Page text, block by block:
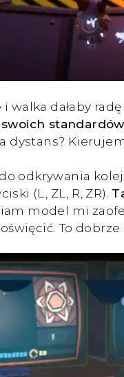
dałaby
odkrywania
(L, ZL, R, ZR).
model mi
To